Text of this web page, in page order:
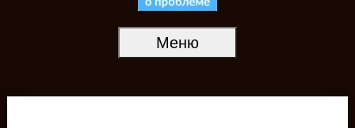
Меню